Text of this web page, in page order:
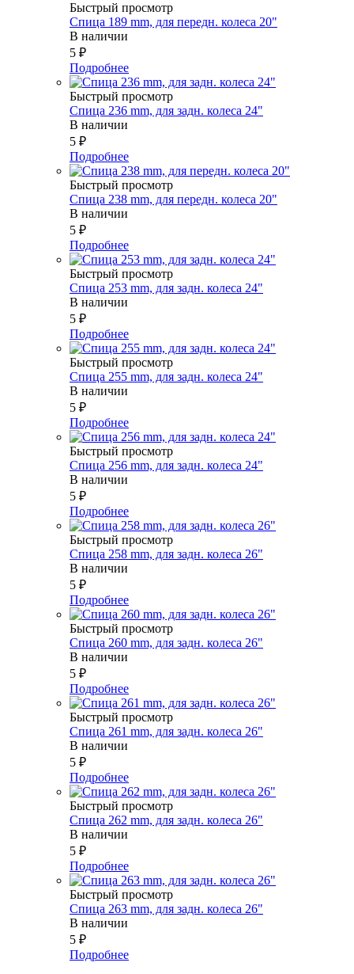
Быстрый просмотр
Спица 189 mm, для передн. колеса 20"
В наличии
5 ₽
Подробнее
Быстрый просмотр
Спица 236 mm, для задн. колеса 24"
В наличии
5 ₽
Подробнее
Быстрый просмотр
Спица 238 mm, для передн. колеса 20"
В наличии
5 ₽
Подробнее
Быстрый просмотр
Спица 253 mm, для задн. колеса 24"
В наличии
5 ₽
Подробнее
Быстрый просмотр
Спица 255 mm, для задн. колеса 24"
В наличии
5 ₽
Подробнее
Быстрый просмотр
Спица 256 mm, для задн. колеса 24"
В наличии
5 ₽
Подробнее
Быстрый просмотр
Спица 258 mm, для задн. колеса 26"
В наличии
5 ₽
Подробнее
Быстрый просмотр
Спица 260 mm, для задн. колеса 26"
В наличии
5 ₽
Подробнее
Быстрый просмотр
Спица 261 mm, для задн. колеса 26"
В наличии
5 ₽
Подробнее
Быстрый просмотр
Спица 262 mm, для задн. колеса 26"
В наличии
5 ₽
Подробнее
Быстрый просмотр
Спица 263 mm, для задн. колеса 26"
В наличии
5 ₽
Подробнее